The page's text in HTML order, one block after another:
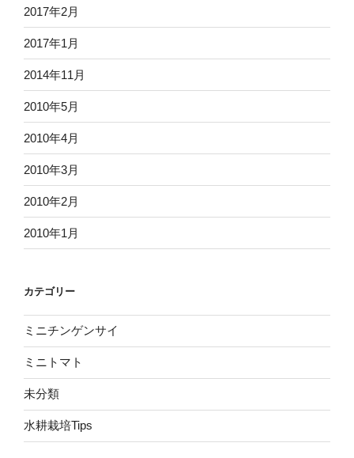
2017年2月
2017年1月
2014年11月
2010年5月
2010年4月
2010年3月
2010年2月
2010年1月
カテゴリー
ミニチンゲンサイ
ミニトマト
未分類
水耕栽培Tips